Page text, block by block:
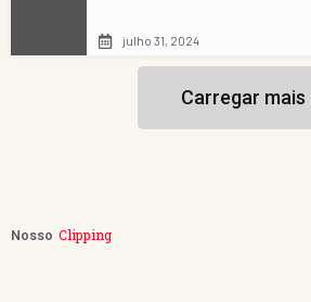
julho 31, 2024
Carregar mais
Nosso Clipping